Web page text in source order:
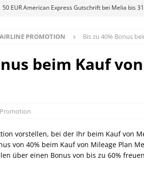
50 EUR American Express Gutschrift bei Melia bis
50 EUR American Express Gutschrift bei IHG bis
AIRLINE PROMOTION Bis zu 40% Bonus
beim Kauf
vorstellen, bei der Ihr beim Kauf von
von 40% beim Kauf von Mileage Plan
über einen Bonus von bis zu 60%